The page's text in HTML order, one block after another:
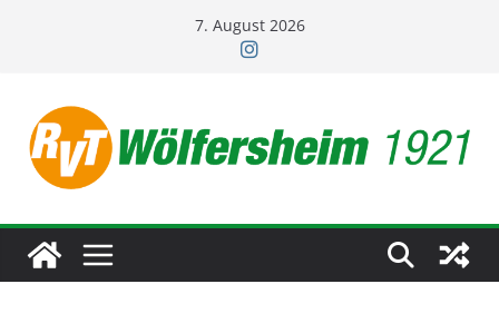
7. August 2026